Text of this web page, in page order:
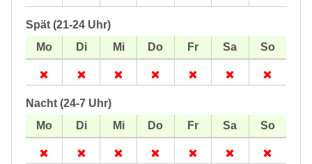
Spät (21-24 Uhr)
Nacht (24-7 Uhr)